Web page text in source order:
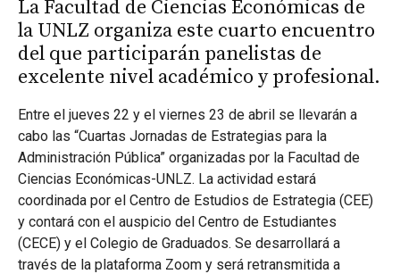
La Facultad de Ciencias Económicas de
la UNLZ organiza este cuarto encuentro
del que participarán panelistas de
excelente nivel académico y profesional.
Entre el jueves 22 y el viernes 23 de abril se llevarán a
cabo las “Cuartas Jornadas de Estrategias para la
Administración Pública” organizadas por la Facultad de
Ciencias Económicas-UNLZ. La actividad estará
coordinada por el Centro de Estudios de Estrategia (CEE)
y contará con el auspicio del Centro de Estudiantes
(CECE) y el Colegio de Graduados. Se desarrollará a
través de la plataforma Zoom y será retransmitida a